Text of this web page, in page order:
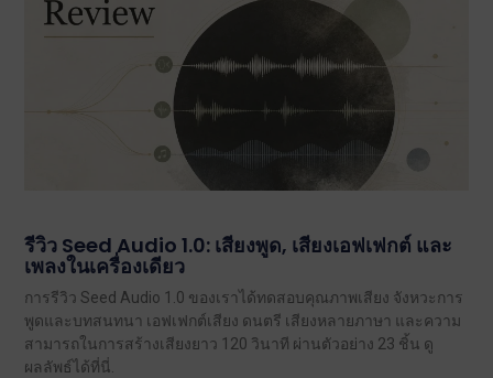
รีวิว Seed Audio 1.0: เสียงพูด, เสียงเอฟเฟกต์ และ
เพลงในเครื่องเดียว
การรีวิว Seed Audio 1.0 ของเราได้ทดสอบคุณภาพเสียง จังหวะการ
พูดและบทสนทนา เอฟเฟกต์เสียง ดนตรี เสียงหลายภาษา และความ
สามารถในการสร้างเสียงยาว 120 วินาที ผ่านตัวอย่าง 23 ชิ้น ดู
ผลลัพธ์ได้ที่นี่.